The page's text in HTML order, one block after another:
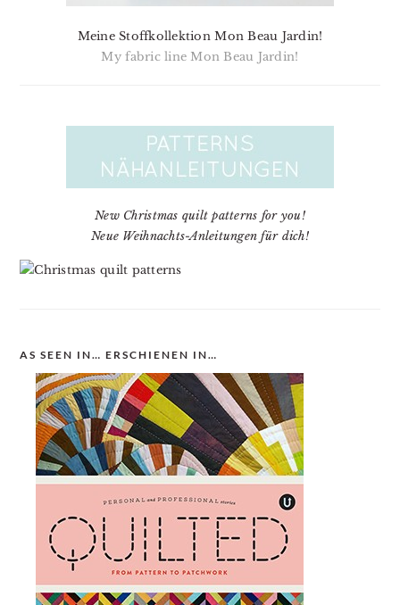
Meine Stoffkollektion Mon Beau Jardin!
My fabric line Mon Beau Jardin!
New Christmas quilt patterns for you!
Neue Weihnachts-Anleitungen für dich!
AS SEEN IN… ERSCHIENEN IN…